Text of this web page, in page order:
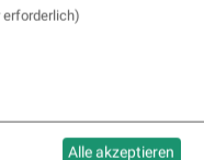
erforderlich)
Alle akzeptieren